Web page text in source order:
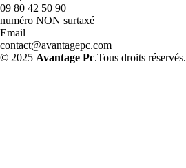
09 80 42 50 90
numéro NON surtaxé
Email
contact@avantagepc.com
© 2025 Avantage Pc.Tous droits réservés.